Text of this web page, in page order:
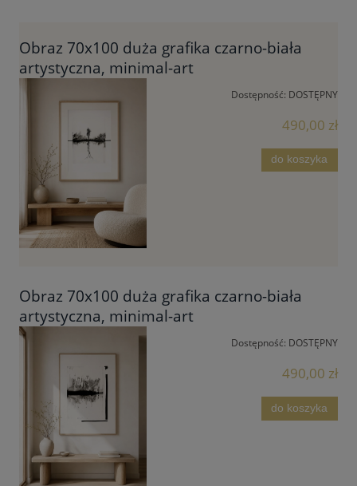
Obraz 70x100 duża grafika czarno-biała
artystyczna, minimal-art
Dostępność: DOSTĘPNY
490,00 zł
do koszyka
Obraz 70x100 duża grafika czarno-biała
artystyczna, minimal-art
Dostępność: DOSTĘPNY
490,00 zł
do koszyka